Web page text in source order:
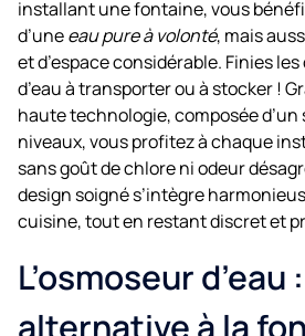
installant une fontaine, vous
d’uneeau pure à volonté, mais
et d’espace considérable. Finies
d’eau à transporter ou à stocker !
haute technologie, composée d’un
niveaux, vous profitez à chaque
sans goût de chlore ni odeur
design soigné s’intègre
cuisine, tout en restant discret et
L’osmoseur d’eau :
alternative à la